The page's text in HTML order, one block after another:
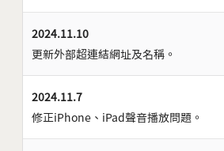
2024.11.10
更新外部超連結網址及名稱。
2024.11.7
修正iPhone、iPad聲音播放問題。